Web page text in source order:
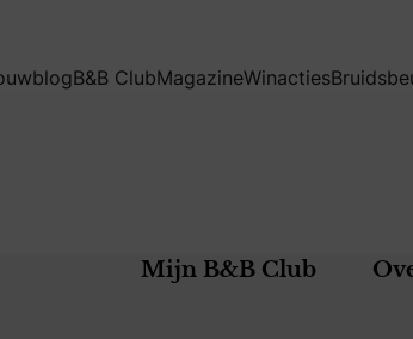
B&B ClubMagazineWinacties
Mijn B&B Club